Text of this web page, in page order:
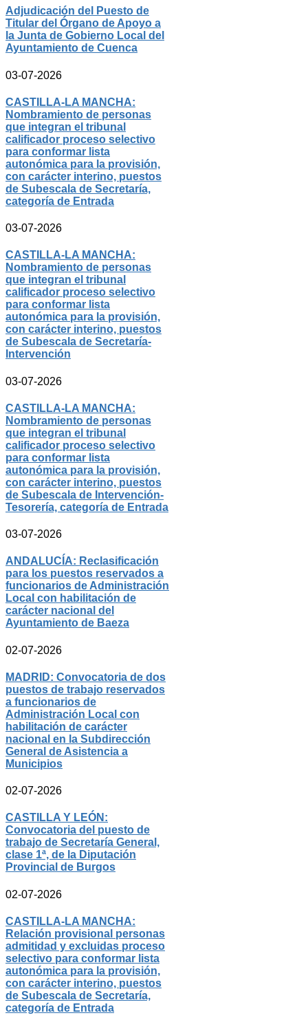
Adjudicación del Puesto de
Titular del Órgano de Apoyo a
la Junta de Gobierno Local del
Ayuntamiento de Cuenca
03-07-2026
CASTILLA-LA MANCHA:
Nombramiento de personas
que integran el tribunal
calificador proceso selectivo
para conformar lista
autonómica para la provisión,
con carácter interino, puestos
de Subescala de Secretaría,
categoría de Entrada
03-07-2026
CASTILLA-LA MANCHA:
Nombramiento de personas
que integran el tribunal
calificador proceso selectivo
para conformar lista
autonómica para la provisión,
con carácter interino, puestos
de Subescala de Secretaría-
Intervención
03-07-2026
CASTILLA-LA MANCHA:
Nombramiento de personas
que integran el tribunal
calificador proceso selectivo
para conformar lista
autonómica para la provisión,
con carácter interino, puestos
de Subescala de Intervención-
Tesorería, categoría de Entrada
03-07-2026
ANDALUCÍA: Reclasificación
para los puestos reservados a
funcionarios de Administración
Local con habilitación de
carácter nacional del
Ayuntamiento de Baeza
02-07-2026
MADRID: Convocatoria de dos
puestos de trabajo reservados
a funcionarios de
Administración Local con
habilitación de carácter
nacional en la Subdirección
General de Asistencia a
Municipios
02-07-2026
CASTILLA Y LEÓN:
Convocatoria del puesto de
trabajo de Secretaría General,
clase 1ª, de la Diputación
Provincial de Burgos
02-07-2026
CASTILLA-LA MANCHA:
Relación provisional personas
admitidad y excluidas proceso
selectivo para conformar lista
autonómica para la provisión,
con carácter interino, puestos
de Subescala de Secretaría,
categoría de Entrada